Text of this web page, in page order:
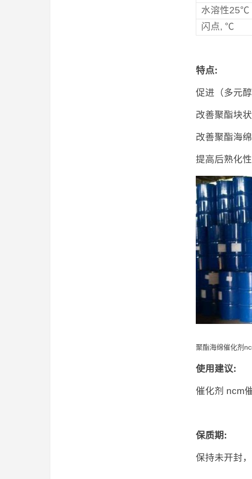
水溶性25℃
闪点, ℃
特点:
促进（多元
改善聚酯块
改善聚酯海
提高后熟化
聚酯海绵催化剂
使用建议:
催化剂 ncm
保质期:
保持未开封